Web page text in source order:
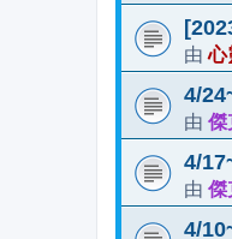
由心
4/
由 傑
4/
由 傑
4/